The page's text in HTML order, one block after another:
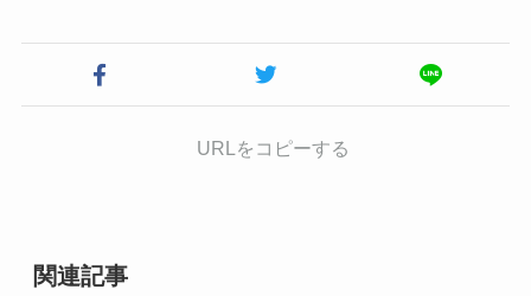
URLをコピーする
関連記事